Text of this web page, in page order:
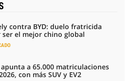
contra BYD: duelo fratricida
ser el mejor chino global
apunta a 65.000 matriculaciones
con más SUV y EV2